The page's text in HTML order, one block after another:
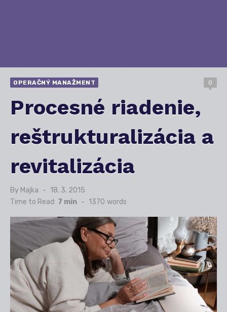
OPERAČNÝ MANAŽMENT 0
Procesné riadenie,
reštrukturalizácia a
revitalizácia
By Majka
Posted
on
18. 3. 2015
Time to Read: 7 min - 1370 words